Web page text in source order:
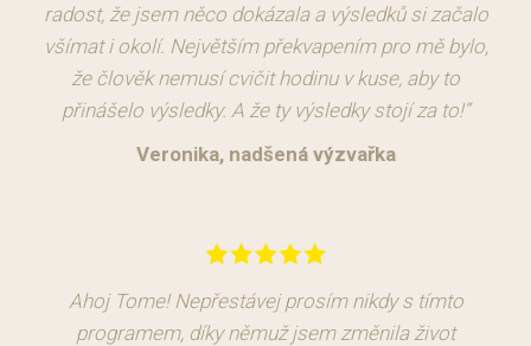
radost, že jsem něco dokázala a výsledků si začalo
všímat i okolí. Největším překvapením pro mě bylo,
že člověk nemusí cvičit hodinu v kuse, aby to
přinášelo výsledky. A že ty výsledky stojí za to!“
Veronika, nadšená výzvařka
Ahoj Tome! Nepřestávej prosím nikdy s tímto
programem, díky němuž jsem změnila život